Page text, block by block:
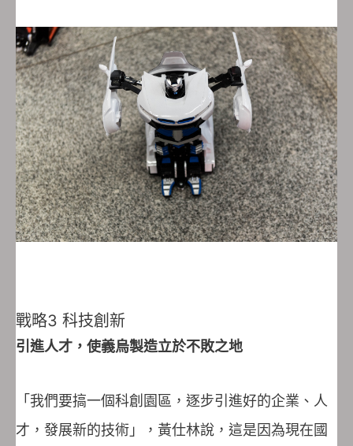
戰略3 科技創新
引進人才，使義烏製造立於不敗之地
「我們要搞一個科創園區，逐步引進好的企業、人
才，發展新的技術」，黃仕林說，這是因為現在國